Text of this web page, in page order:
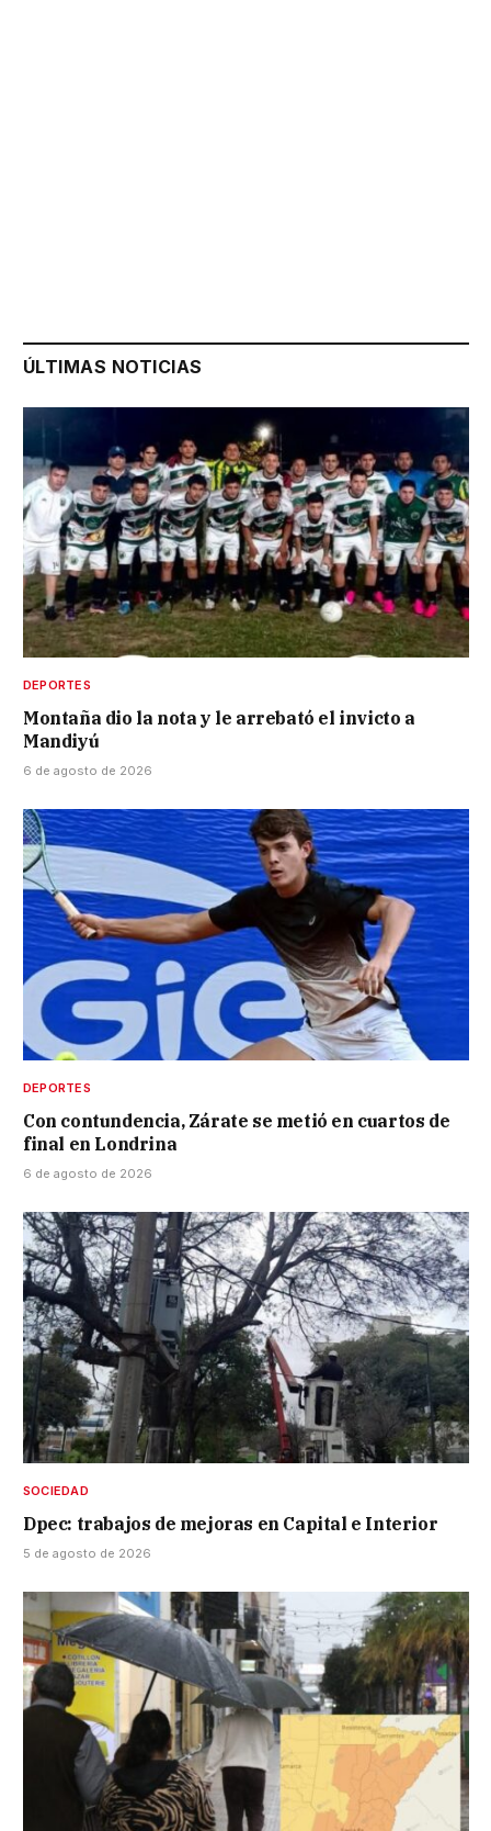
ÚLTIMAS NOTICIAS
DEPORTES
Montaña dio la nota y le arrebató el invicto a
Mandiyú
6 de agosto de 2026
DEPORTES
Con contundencia, Zárate se metió en cuartos de
final en Londrina
6 de agosto de 2026
SOCIEDAD
Dpec: trabajos de mejoras en Capital e Interior
5 de agosto de 2026